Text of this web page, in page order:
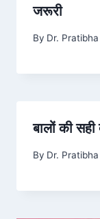
जरूरी
By Dr.
बालों की
By Dr.